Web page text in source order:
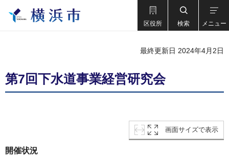
区役所 検索 メニュー
最終更新日 2024年4月2日
第7回下水道事業経営研究会
画面サイズで表示
開催状況